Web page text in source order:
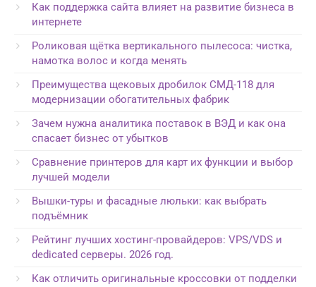
Как поддержка сайта влияет на развитие бизнеса в
интернете
Роликовая щётка вертикального пылесоса: чистка,
намотка волос и когда менять
Преимущества щековых дробилок СМД-118 для
модернизации обогатительных фабрик
Зачем нужна аналитика поставок в ВЭД и как она
спасает бизнес от убытков
Сравнение принтеров для карт их функции и выбор
лучшей модели
Вышки-туры и фасадные люльки: как выбрать
подъёмник
Рейтинг лучших хостинг-провайдеров: VPS/VDS и
dedicated серверы. 2026 год.
Как отличить оригинальные кроссовки от подделки